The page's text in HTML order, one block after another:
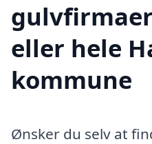
eller hele
kommune
Ønsker du selv at